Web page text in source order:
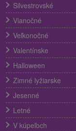
Silvestrovské
Vianočné
Veľkonočné
Valentínske
Halloween
Zimné lyžiarske
Jesenné
Letné
V kúpeľoch